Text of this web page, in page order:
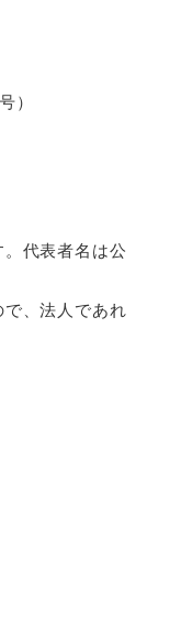
）
代表者名は公
、法人であれ